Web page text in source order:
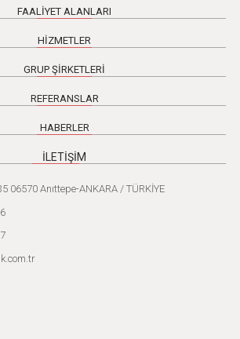
FAALİYET ALANLARI
HİZMETLER
GRUP ŞİRKETLERİ
REFERANSLAR
HABERLER
İLETİŞİM
06570 Anıttepe-ANKARA / TÜRKİYE